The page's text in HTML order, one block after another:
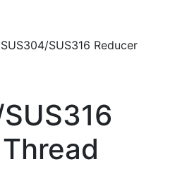
SUS316 Reducer